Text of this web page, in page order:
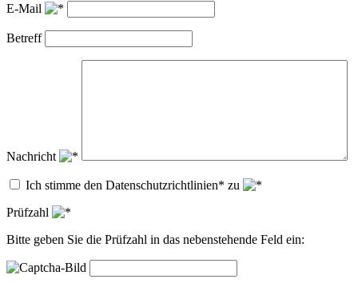
E-Mail
Betreff
Nachricht
Ich stimme den Datenschutzrichtlinien* zu
Prüfzahl
Bitte geben Sie die Prüfzahl in das nebenstehende Feld ein: